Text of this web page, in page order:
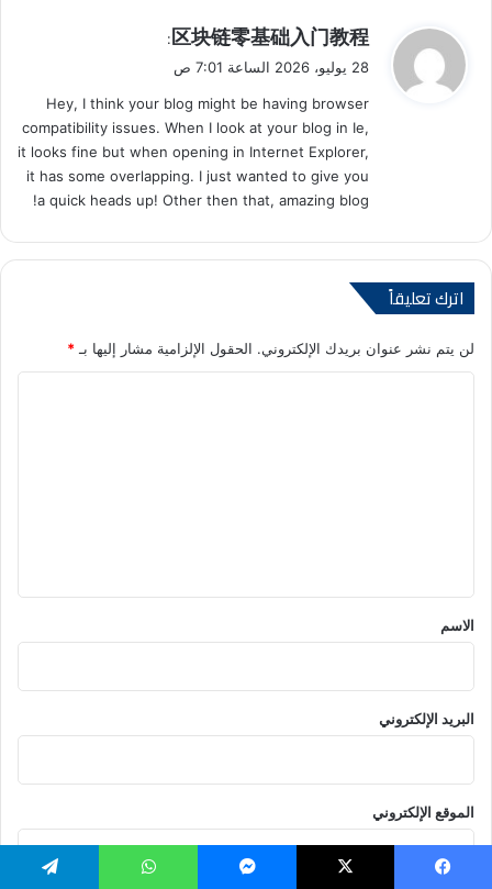
ي
ق
ل
区块链零基础入门教程
:
28 يوليو، 2026 الساعة 7:01 ص
Hey, I think your blog might be having browser
compatibility issues. When I look at your blog in Ie,
it looks fine but when opening in Internet Explorer,
it has some overlapping. I just wanted to give you
a quick heads up! Other then that, amazing blog!
اترك تعليقاً
لن يتم نشر عنوان بريدك الإلكتروني. الحقول الإلزامية مشار إليها بـ*
*
الاسم
البريد الإلكتروني
الموقع الإلكتروني